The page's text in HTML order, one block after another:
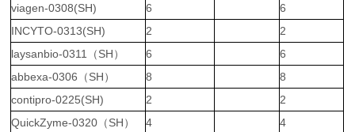
viagen-0308(SH)
6
6
INCYTO-0313(SH)
2
2
laysanbio-0311（SH）
6
6
abbexa-0306（SH）
8
8
contipro-0225(SH)
2
2
QuickZyme-0320（SH）
4
4